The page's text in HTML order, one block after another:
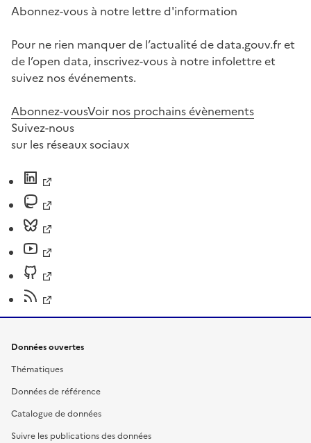
Abonnez-vous à notre lettre d'information
Pour ne rien manquer de l’actualité de data.gouv.fr et
de l’open data, inscrivez-vous à notre infolettre et
suivez nos événements.
Abonnez-vousVoir nos prochains évènements
Suivez-nous
sur les réseaux sociaux
Données ouvertes
Thématiques
Données de référence
Catalogue de données
Suivre les publications des données